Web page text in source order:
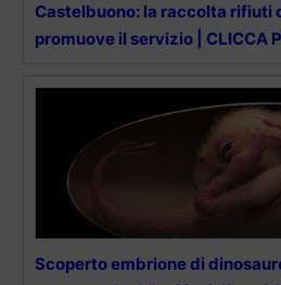
Castelbuono: la raccolta rifiuti
promuove il servizio | CLICCA
Scoperto embrione di